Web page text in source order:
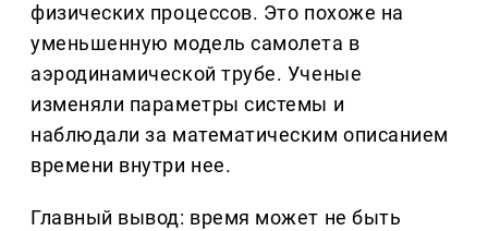
физических процессов. Это похоже на
уменьшенную модель самолета в
аэродинамической трубе. Ученые
изменяли параметры системы и
наблюдали за математическим описанием
времени внутри нее.
Главный вывод: время может не быть